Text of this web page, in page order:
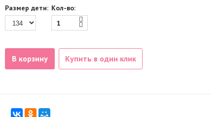
Размер дети: Кол-во:
В корзину Купить в один клик